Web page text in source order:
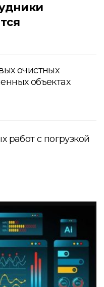
очистных
объектах
работ с погрузкой